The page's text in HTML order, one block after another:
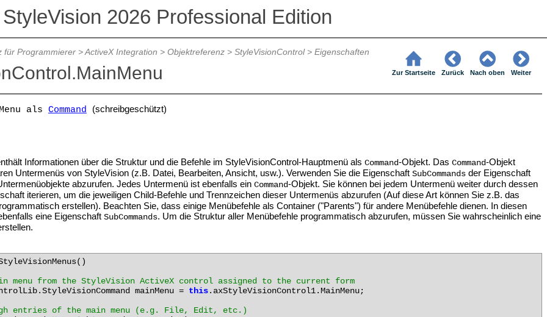
2026 Professional Edition
für Programmierer>ActiveX Integration > Objektreferenz> StyleVisionControl> Eigenschaften
Zur Startseite Zurück Nach oben Weiter
als Command (schreibgeschützt)
Informationen über die Struktur und die Befehle im StyleVisionControl-Hauptmenü als Command-Objekt. Das Command-Objekt
Untermenüs von StyleVision (z.B. Datei, Bearbeiten, Ansicht, usw.). Verwenden Sie die Eigenschaft SubCommandsder Eigenschaft
abzurufen. Jedes Untermenü ist ebenfalls ein Command-Objekt. Sie können bei jedem Untermenü weiter durch dessen
iterieren, um die jeweiligen Child-Befehle und Trennzeichen dieser Untermenüs abzurufen (Auf diese Art können Sie z.B. das
erstellen). Beachten Sie, dass einige Menübefehle als Container ("Parents") für andere Menübefehle dienen. In diesen
eine Eigenschaft SubCommands. Um die Struktur aller Menübefehle programmatisch abzurufen, müssen Sie wahrscheinlich eine
menu from the StyleVision ActiveX control assigned to the current form
mainMenu = this.axStyleVisionControl1.MainMenu;
entries of the main menu (e.g. File, Edit, etc.)